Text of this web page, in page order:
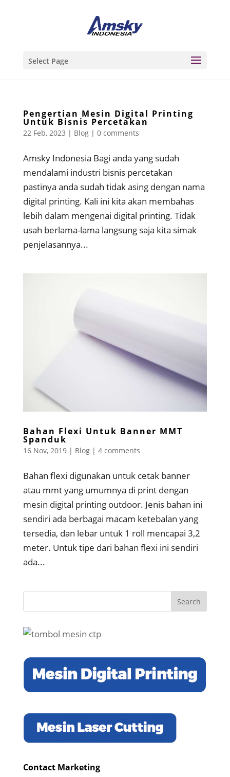
Select Page
Pengertian Mesin Digital Printing
Untuk Bisnis Percetakan
22 Feb, 2023 | Blog| 0 comments
Amsky Indonesia Bagi anda yang sudah
mendalami industri bisnis percetakan
pastinya anda sudah tidak asing dengan nama
digital printing. Kali ini kita akan membahas
lebih dalam mengenai digital printing. Tidak
usah berlama-lama langsung saja kita simak
penjelasannya...
Bahan Flexi Untuk Banner MMT
Spanduk
16 Nov, 2019| Blog| 4 comments
Bahan flexi digunakan untuk cetak banner
atau mmt yang umumnya di print dengan
mesin digital printing outdoor. Jenis bahan ini
sendiri ada berbagai macam ketebalan yang
tersedia, dan lebar untuk 1 roll mencapai 3,2
meter. Untuk tipe dari bahan flexi ini sendiri
ada...
Contact Marketing